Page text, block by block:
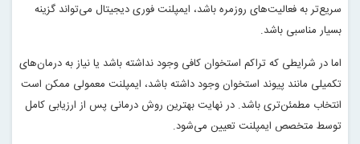
سریع‌تر به فعالیت‌های روزمره باشد، ایمپلنت فوری دیجیتال می‌تواند گزینه
بسیار مناسبی باشد.
اما در شرایطی که تراکم استخوان کافی وجود نداشته باشد یا نیاز به درمان‌های
تکمیلی مانند پیوند استخوان وجود داشته باشد، ایمپلنت معمولی ممکن است
انتخاب مطمئن‌تری باشد. در نهایت بهترین روش درمانی پس از ارزیابی کامل
توسط متخصص ایمپلنت تعیین می‌شود.